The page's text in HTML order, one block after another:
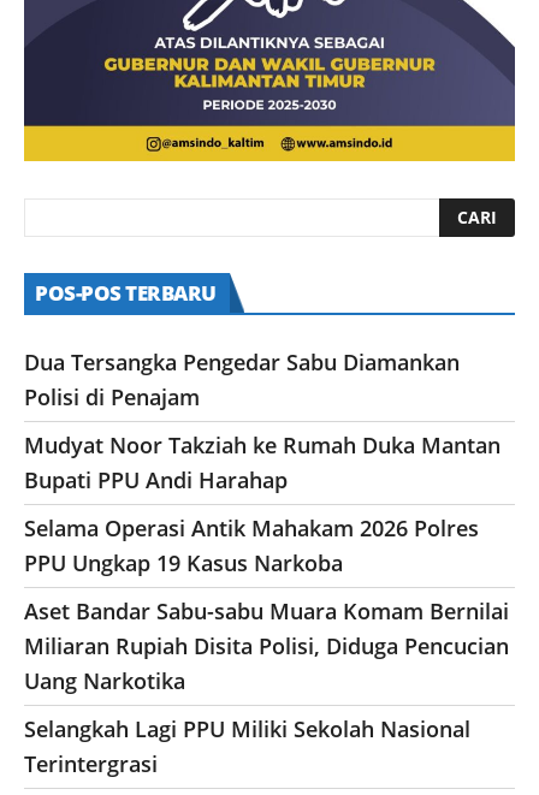
POS-POS TERBARU
Dua Tersangka Pengedar Sabu Diamankan
Polisi di Penajam
Mudyat Noor Takziah ke Rumah Duka Mantan
Bupati PPU Andi Harahap
Selama Operasi Antik Mahakam 2026 Polres
PPU Ungkap 19 Kasus Narkoba
Aset Bandar Sabu-sabu Muara Komam Bernilai
Miliaran Rupiah Disita Polisi, Diduga Pencucian
Uang Narkotika
Selangkah Lagi PPU Miliki Sekolah Nasional
Terintergrasi